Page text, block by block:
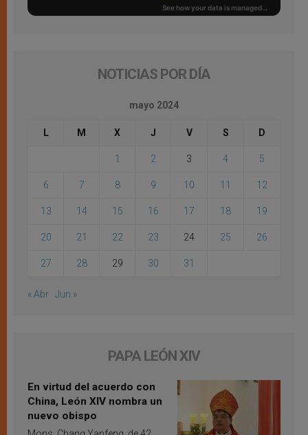
NOTICIAS POR DÍA
mayo 2024
L M X J V S D
1 2 3 4 5
6 7 8 9 10 11 12
13 14 15 16 17 18 19
20 21 22 23 24 25 26
27 28 29 30 31
« Abr Jun »
PAPA LEÓN XIV
En virtud del acuerdo con
China, León XIV nombra un
nuevo obispo